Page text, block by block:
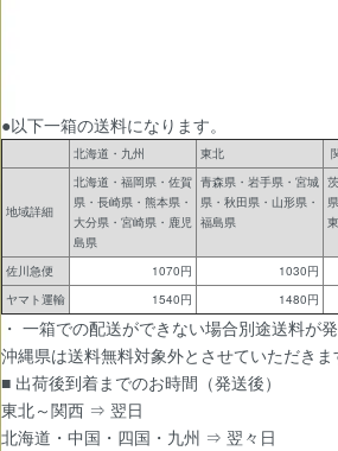
●以下一箱の送料になります。
北海道・九州 東北
地域詳細
北海道・福岡県・佐賀
県・長崎県・熊本県・
大分県・宮崎県・鹿児
島県
青森県・岩手県・宮城
県・秋田県・山形県・
福島県
佐川急便 1070円 1030円
ヤマト運輸
1540円 1480円
・ 一箱での配送ができない場合別途送料が
沖縄県は送料無料対象外とさせていただきま
■ 出荷後到着までのお時間（発送後）
東北～関西 ⇒ 翌日
北海道・中国・四国・九州 ⇒ 翌々日